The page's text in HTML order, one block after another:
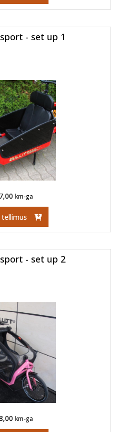
- set up 1
km-ga
- set up 2
km-ga